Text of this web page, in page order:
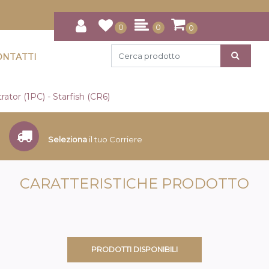
0 0 0
(1PC) - Starfish (CR6)
Seleziona il tuo Corriere
CARATTERISTICHE PRODOTTO
PRODOTTI DISPONIBILI